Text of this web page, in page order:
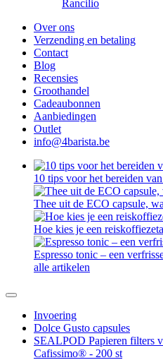
Rancilio
Over ons
Verzending en betaling
Contact
Blog
Recensies
Groothandel
Cadeaubonnen
Aanbiedingen
Outlet
info@4barista.be
10 tips voor het bereiden
Thee uit de ECO capsule,
Hoe kies je een
Espresso tonic – een
alle artikelen
Invoering
Dolce Gusto capsules
SEALPOD Papieren filters
Cafissimo® - 200 st